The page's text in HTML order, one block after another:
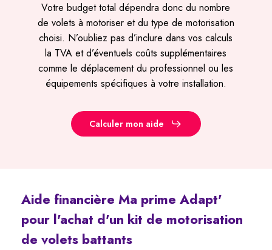
Votre budget total dépendra donc du nombre
de volets à motoriser et du type de motorisation
choisi. N’oubliez pas d’inclure dans vos calculs
la TVA et d’éventuels coûts supplémentaires
comme le déplacement du professionnel ou les
équipements spécifiques à votre installation.
Calculer mon aide
Aide financière Ma prime Adapt'
pour l'achat d'un kit de motorisation
de volets battants